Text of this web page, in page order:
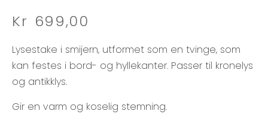
Kr 699,00
Lysestake i smijern, utformet som en tvinge, som
kan festes i bord- og hyllekanter. Passer til kronelys
og antikklys.
Gir en varm og koselig stemning.